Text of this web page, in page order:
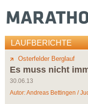
LAUFBERICHTE
Osterfelder Berglauf
Es muss nicht
30.06.13
Autor:Andreas Bettingen /